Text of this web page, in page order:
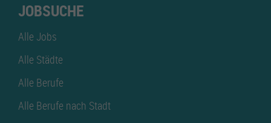
JOBSUCHE
Alle Jobs
Alle Städte
Alle Berufe
Alle Berufe nach Stadt